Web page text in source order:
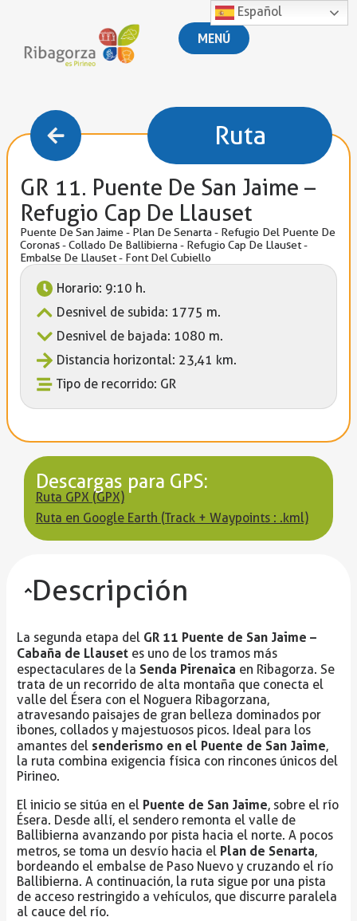
MENÚ
Ruta
GR 11. Puente De San Jaime –
Refugio Cap De Llauset
Puente De San Jaime - Plan De Senarta - Refugio Del Puente De
Coronas - Collado De Ballibierna - Refugio Cap De Llauset -
Embalse De Llauset - Font Del Cubiello
Horario: 9:10 h.
Desnivel de subida: 1775 m.
Desnivel de bajada: 1080 m.
Distancia horizontal: 23,41 km.
Tipo de recorrido: GR
Descargas para GPS:
Ruta GPX (GPX)
Ruta en Google Earth (Track + Waypoints : .kml)
Descripción
La segunda etapa del GR 11 Puente de San Jaime –
Cabaña de Llausetes uno de los tramos más
espectaculares de la Senda Pirenaica en Ribagorza. Se
trata de un recorrido de alta montaña que conecta el
valle del Ésera con el Noguera Ribagorzana,
atravesando paisajes de gran belleza dominados por
ibones, collados y majestuosos picos. Ideal para los
amantes del senderismo en el Puente de San Jaime,
la ruta combina exigencia física con rincones únicos del
Pirineo.
El inicio se sitúa en el Puente de San Jaime, sobre el río
Ésera. Desde allí, el sendero remonta el valle de
Ballibierna avanzando por pista hacia el norte. A pocos
metros, se toma un desvío hacia el Plan de Senarta,
bordeando el embalse de Paso Nuevo y cruzando el río
Ballibierna. A continuación, la ruta sigue por una pista
de acceso restringido a vehículos, que discurre paralela
al cauce del río.
Español